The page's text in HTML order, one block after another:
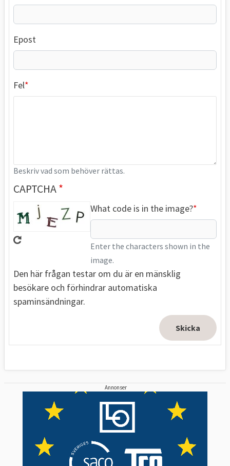
Epost
Fel
Beskriv vad som behöver rättas.
CAPTCHA
What code is in the image?
Enter the characters shown in the
image.
Den här frågan testar om du är en mänsklig
besökare och förhindrar automatiska
spaminsändningar.
Annonser